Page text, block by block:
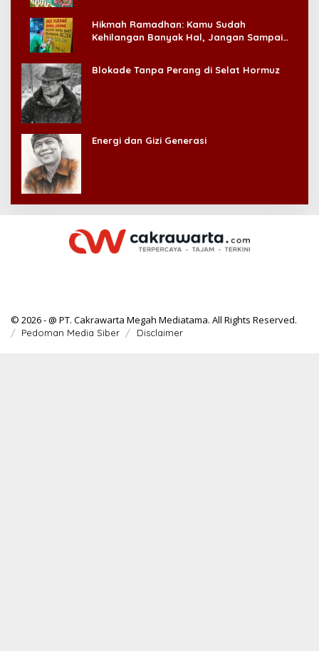
Hikmah Ramadhan: Kamu Sudah
Kehilangan Banyak Hal, Jangan Sampai
Blokade Tanpa Perang di Selat Hormuz
Energi dan Gizi Generasi
© 2026 - @ PT. Cakrawarta Megah Mediatama. All Rights Reserved.
Pedoman Media Siber Disclaimer